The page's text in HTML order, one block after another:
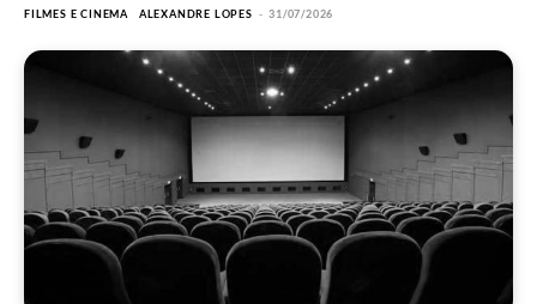
FILMES E CINEMA ALEXANDRE LOPES - 31/07/2026